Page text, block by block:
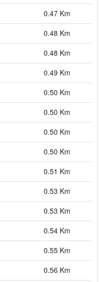
0.47 Km
0.48 Km
0.48 Km
0.49 Km
0.50 Km
0.50 Km
0.50 Km
0.50 Km
0.51 Km
0.53 Km
0.53 Km
0.54 Km
0.55 Km
0.56 Km